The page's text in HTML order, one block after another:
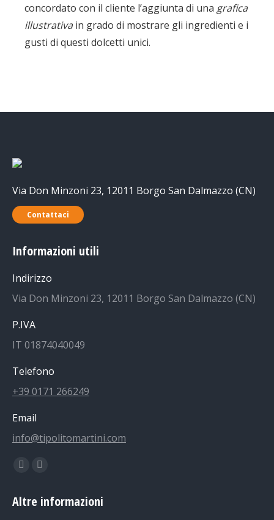
concordato con il cliente l’aggiunta di una grafica
illustrativain grado di mostrare gli ingredienti e i
gusti di questi dolcetti unici.
Via Don Minzoni 23, 12011 Borgo San Dalmazzo (CN)
Contattaci
Informazioni utili
Indirizzo
Via Don Minzoni 23, 12011 Borgo San Dalmazzo (CN)
P.IVA
IT 01874040049
Telefono
+39 0171 266249
Email
info@tipolitomartini.com
Find us on:
Facebook
opens
Instagram
opens
Altre informazioni